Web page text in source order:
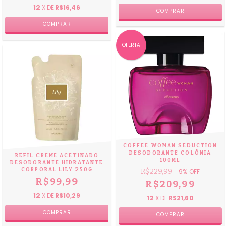
12 X DE R$16,46
REFIL CREME ACETINADO
DESODORANTE HIDRATANTE
CORPORAL LILY 250G
R$99,99
12 X DE R$10,29
OFERTA
COFFEE WOMAN SEDUCTION
DESODORANTE COLÔNIA
100ML
R$229,99 9% OFF
R$209,99
12 X DE R$21,60